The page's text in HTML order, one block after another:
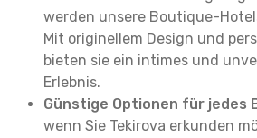
werden unsere Boutique-
Mit originellem Design und
bieten sie ein intimes und
Erlebnis.
Günstige Optionen für jedes
wenn Sie Tekirova erkunden